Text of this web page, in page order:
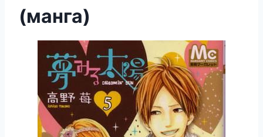
(манга)